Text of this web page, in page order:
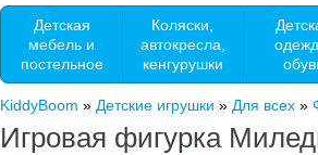
Детская
мебель и
постельное
Коляски,
автокресла,
кенгурушки
KiddyBoom » Детские игрушки » Для всех »
Игровая фигурка